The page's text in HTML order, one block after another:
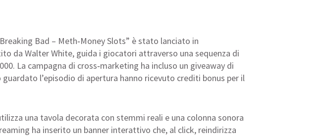
Bad – Meth‑Money Slots” è stato lanciato in
da Walter White, guida i giocatori attraverso una sequenza di
La campagna di cross‑marketing ha incluso un giveaway di
l’episodio di apertura hanno ricevuto crediti bonus per il
una tavola decorata con stemmi reali e una colonna sonora
ha inserito un banner interattivo che, al click, reindirizza